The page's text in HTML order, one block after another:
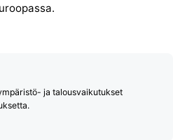
ja talousvaikutukset